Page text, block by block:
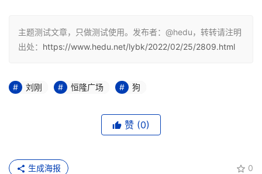
主题测试文章，只做测试使用。发布者：@hedu，转转请注明
出处： https://www.hedu.net/lybk/2022/02/25/2809.html
刘刚 恒隆广场 狗
赞 (0)
0
生成海报